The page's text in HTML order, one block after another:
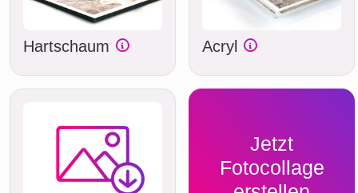
Hartschaum Acryl
Jetzt
Fotocollage